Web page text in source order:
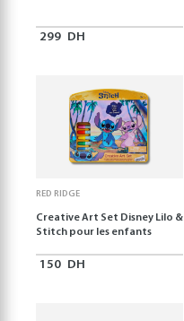
299 DH
RED RIDGE
Creative Art Set Disney Lilo &
Stitch pour les enfants
150 DH